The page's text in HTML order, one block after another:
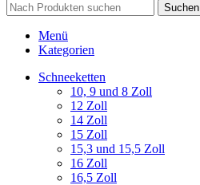
Suchen
Menü
Kategorien
Schneeketten
10, 9 und 8 Zoll
12 Zoll
14 Zoll
15 Zoll
15,3 und 15,5 Zoll
16 Zoll
16,5 Zoll